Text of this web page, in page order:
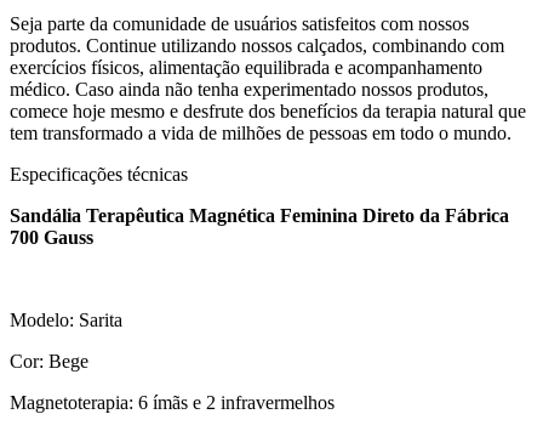
Seja parte da comunidade de usuários satisfeitos com nossos
produtos. Continue utilizando nossos calçados, combinando com
exercícios físicos, alimentação equilibrada e acompanhamento
médico. Caso ainda não tenha experimentado nossos produtos,
comece hoje mesmo e desfrute dos benefícios da terapia natural que
tem transformado a vida de milhões de pessoas em todo o mundo.
Especificações técnicas
Sandália Terapêutica Magnética Feminina Direto da Fábrica
700 Gauss
Modelo: Sarita
Cor: Bege
Magnetoterapia: 6 ímãs e 2 infravermelhos